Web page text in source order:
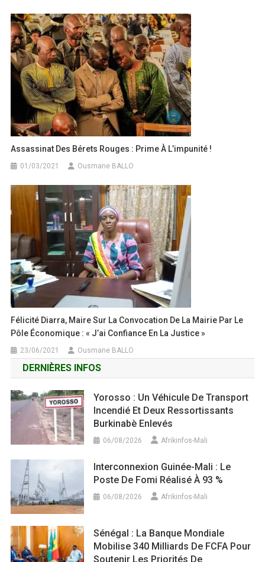
Assassinat Des Bérets Rouges : Prime À L’impunité !
01/03/2021 Ousmane BALLO
Félicité Diarra, Maire Sur La Convocation De La Mairie Par Le
Pôle Économique : « J’ai Confiance En La Justice »
23/06/2021 Ousmane BALLO
DERNIÈRES INFOS
Yorosso : Un Véhicule De Transport
Incendié Et Deux Ressortissants
Burkinabè Enlevés
06/08/2026 Afrikinfos-Mali
Interconnexion Guinée-Mali : Le
Poste De Fomi Réalisé À 93 %
06/08/2026 Afrikinfos-Mali
Sénégal : La Banque Mondiale
Mobilise 340 Milliards De FCFA Pour
Soutenir Les Priorités De